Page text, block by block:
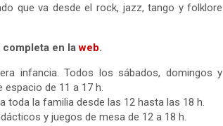
que va desde el rock, jazz, tango y folklore
completa en laweb.
infancia. Todos los sábados, domingos y
de 11 a 17 h.
toda la familia desde las 12 hasta las 18 h.
y juegos de mesa de 12 a 18 h.